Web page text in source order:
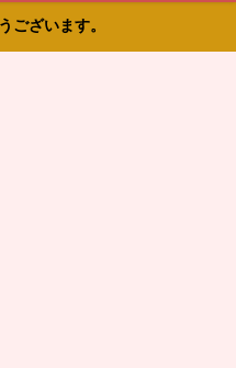
ございます。